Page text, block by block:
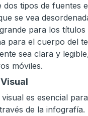
dos tipos de fuentes
se vea
para los
para el cuerpo del
sea clara y
móviles.
es esencial
de la infografía.